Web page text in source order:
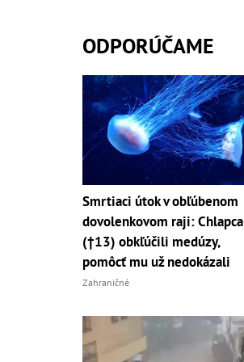
ODPORÚČAME
Smrtiaci útok v obľúbenom
dovolenkovom raji: Chlapca
(†13) obkľúčili medúzy,
pomôcť mu už nedokázali
Zahraničné